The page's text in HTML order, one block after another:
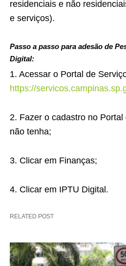
residenciais e não
e serviços).
Passo a passo para adesão de
Digital:
1. Acessar o Portal de
https://
2. Fazer o cadastro no
não tenha;
3. Clicar em Finanças;
4. Clicar em IPTU Digital.
RELATED POST